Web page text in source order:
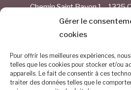
Gérer le
cookies
Pour offrir les meilleures expériences,
telles que les cookies pour stocker et/ou
appareils. Le fait de consentir à ces
traiter des données telles que le
Chemin Saint Bavon 1 – 1325